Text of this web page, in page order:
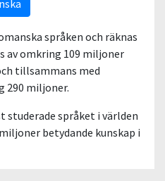
språken och räknas
av omkring 109 miljoner
tillsammans med
290 miljoner.
studerade språket i världen
betydande kunskap i